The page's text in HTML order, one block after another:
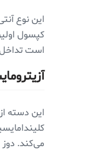
این نوع
کپسول
است تداخل ایجاد
این دسته
می‌کند. دوز معمول آزیترومایسین